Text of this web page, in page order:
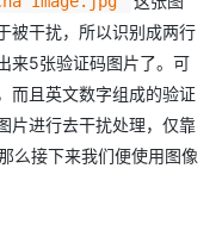
被干扰，所以识别成两行
来5张验证码图片了。可
而且英文数字组成的验证
片进行去干扰处理，仅靠
么接下来我们便使用图像